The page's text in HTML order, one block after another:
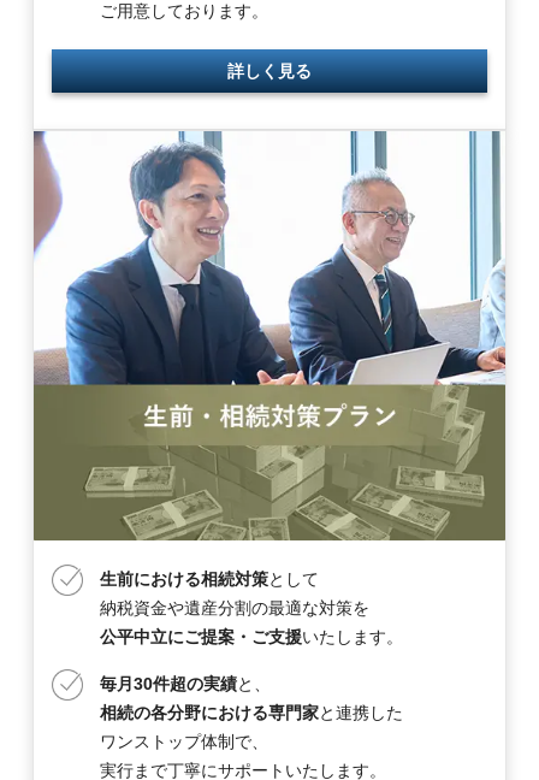
ご用意しております。
詳しく見る
生前における相続対策として
納税資金や遺産分割の最適な対策を
公平中立にご提案・ご支援いたします。
毎月30件超の実績と、
相続の各分野における専門家と連携した
ワンストップ体制で、
実行まで丁寧にサポートいたします。